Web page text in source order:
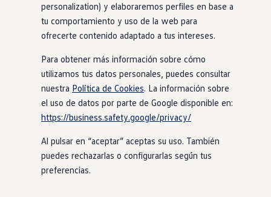
Etiquetas DGT
Simulador de autonomía, carga y ahorro
Carga y autonomía
Soluciones de carga
Tarifas de carga
Carga en casa
Modos de carga
Autonomía
Clientes y posventa
Club Volkswagen
Ofertas posventa
Beneficios Volkswagen
Asistencia en carretera
Servicios de movilidad
Garantía del fabricante
personalization) y elaboraremos perfiles en base a
tu comportamiento y uso de la web para
ofrecerte contenido adaptado a tus intereses.
Para obtener más información sobre cómo
utilizamos tus datos personales, puedes consultar
nuestra Política de Cookies. La información sobre
el uso de datos por parte de Google disponible en:
https://business.safety.google/privacy/
Al pulsar en “aceptar” aceptas su uso. También
puedes rechazarlas o configurarlas según tus
preferencias.